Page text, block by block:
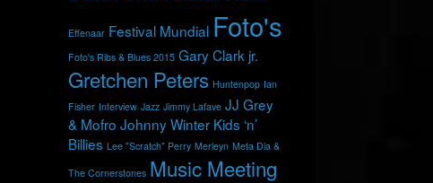
Effenaar Festival Mundial Foto's
Foto's Ribs & Blues 2015 Gary Clark jr.
Gretchen Peters Huntenpop Ian
Fisher Interview Jazz Jimmy Lafave JJ Grey
& Mofro Johnny Winter Kids ‘n’
Billies Lee "Scratch" Perry Merleyn Meta Dia &
The Cornerstones Music Meeting